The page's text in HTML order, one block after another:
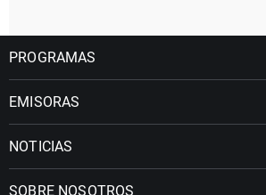
PROGRAMAS
EMISORAS
NOTICIAS
SOBRE NOSOTROS